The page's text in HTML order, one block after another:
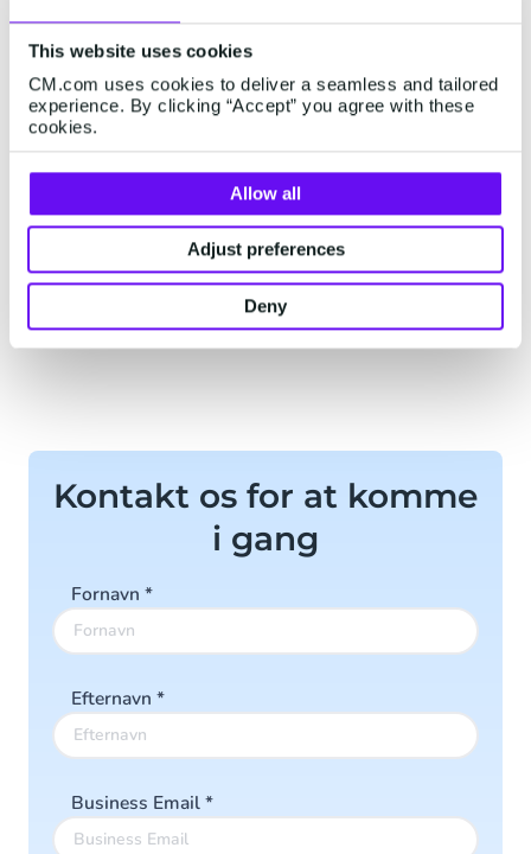
This website uses cookies
CM.com uses cookies to deliver a seamless and tailored
experience. By clicking “Accept” you agree with these
cookies.
Allow all
Adjust preferences
Deny
OPDATERING AF SKABELON**
DKK 350,-
* Eksklusive kanalomkostninger (Conversational Channels
SMS) pr. sendt OTP.
** Påkrævet, hvis brugerdefineret branding er relevant. SMS er
ekskluderet fra engangsopsætningsomkostninger og
skabelonopdateringer.
Kontakt os for at komme
i gang
Fornavn *
Efternavn *
Business Email*